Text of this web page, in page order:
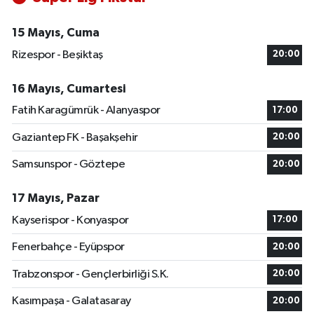
15 Mayıs, Cuma
Rizespor - Beşiktaş
20:00
16 Mayıs, Cumartesi
Fatih Karagümrük - Alanyaspor
17:00
Gaziantep FK - Başakşehir 20:00
Samsunspor - Göztepe 20:00
17 Mayıs, Pazar
Kayserispor - Konyaspor
17:00
Fenerbahçe - Eyüpspor 20:00
Trabzonspor - Gençlerbirliği S.K. 20:00
Kasımpaşa - Galatasaray 20:00